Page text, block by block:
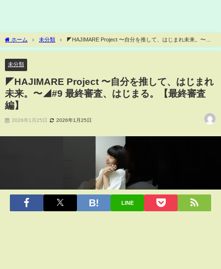
ホーム 未分類
⁡◤HAJIMARE Project 〜自分を推して、はじまれ未来。〜
◢⁡⁡#9 最終審査、はじまる。【最終審査編】⁡⁡
未分類
⁡◤HAJIMARE Project 〜自分を推して、はじまれ
未来。〜◢⁡⁡#9 最終審査、はじまる。【最終審査
編】⁡⁡
2026年1月25日 2026年1月25日
LINE